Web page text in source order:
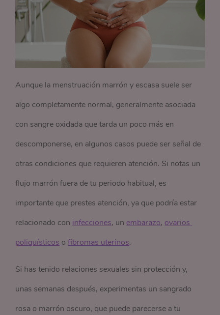
Aunque la menstruación marrón y escasa suele ser
algo completamente normal, generalmente asociada
con sangre oxidada que tarda un poco más en
descomponerse, en algunos casos puede ser señal de
otras condiciones que requieren atención. Si notas un
flujo marrón fuera de tu periodo habitual, es
importante que prestes atención, ya que podría estar
relacionado con infecciones, un embarazo, ovarios
poliquísticos ofibromas uterinos.
Si has tenido relaciones sexuales sin protección y,
unas semanas después, experimentas un sangrado
rosa o marrón oscuro, que puede parecerse a tu